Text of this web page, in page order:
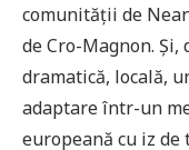
comunității de
de Cro-Magnon. Și,
dramatică, locală,
adaptare într-un
europeană cu iz de